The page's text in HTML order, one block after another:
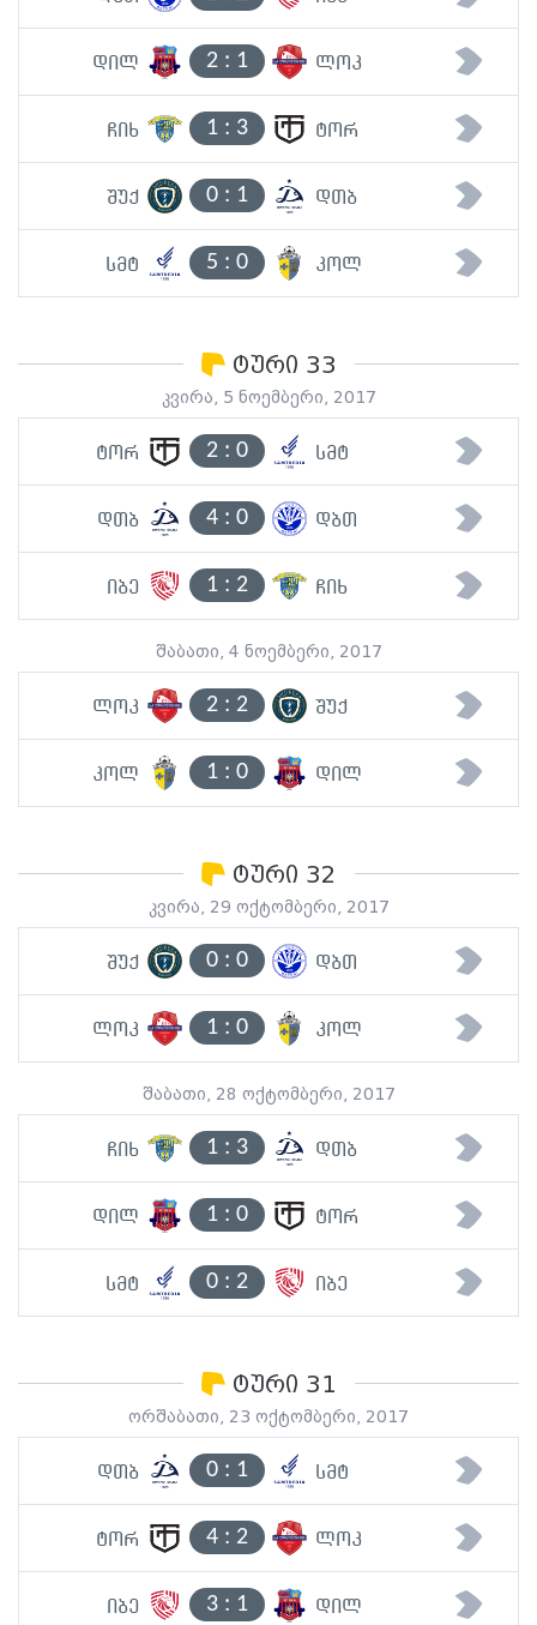
დილ 2: 1 ლოკ
ჩიხ 1: 3 ტორ
შუქ 0: 1 დთბ
სმტ 5 : 0 კოლ
ტური 33
კვირა, 5 ნოემბერი, 2017
ტორ 2: 0 სმტ
დთბ 4: 0 დბთ
იბე 1: 2 ჩიხ
შაბათი, 4 ნოემბერი, 2017
ლოკ 2: 2 შუქ
კოლ 1: 0 დილ
ტური 32
კვირა, 29 ოქტომბერი, 2017
შუქ 0: 0 დბთ
ლოკ 1: 0 კოლ
შაბათი, 28 ოქტომბერი, 2017
ჩიხ 1: 3 დთბ
დილ 1: 0 ტორ
სმტ 0: 2 იბე
ტური 31
ორშაბათი, 23 ოქტომბერი, 2017
დთბ 0: 1 სმტ
ტორ 4: 2 ლოკ
იბე 3: 1 დილ